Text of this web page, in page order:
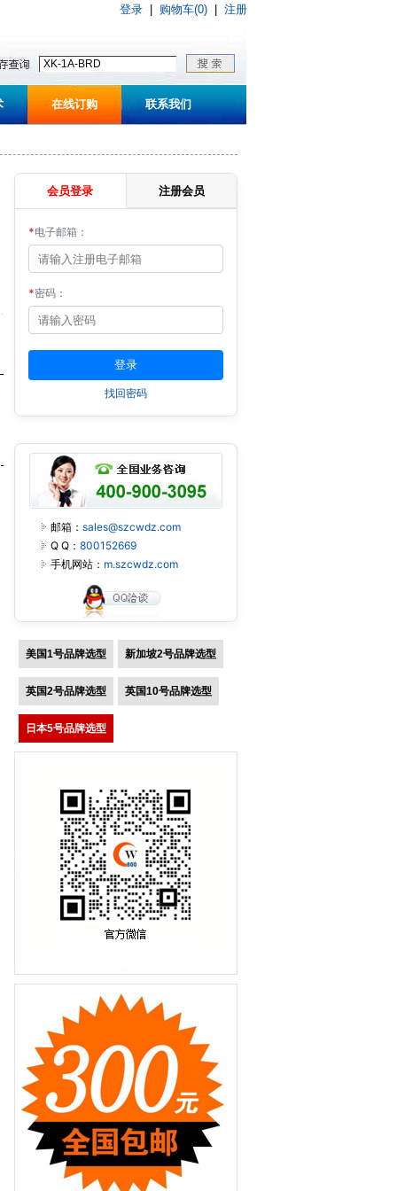
登录 购物车(0) 注册
在线订购 联系我们
会员登录 注册会员
*电子邮箱：
*密码：
找回密码
邮箱： sales@szcwdz.com
Q Q： 800152669
手机网站： m.szcwdz.com
美国1号品牌选型 新加坡2号品牌选型
英国2号品牌选型 英国10号品牌选型
日本5号品牌选型